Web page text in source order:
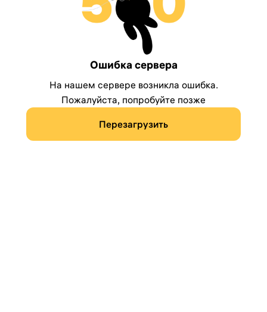
Ошибка сервера
На нашем сервере возникла ошибка.
Пожалуйста, попробуйте позже
Перезагрузить